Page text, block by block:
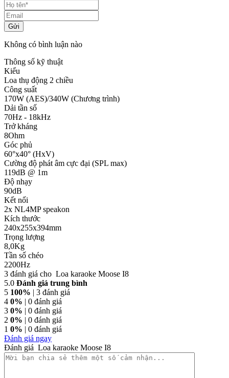
Gửi
Không có bình luận nào
Thông số kỹ thuật
Kiểu
Loa thụ động 2 chiều
Công suất
170W (AES)/340W (Chương trình)
Dải tần số
70Hz - 18kHz
Trở kháng
8Ohm
Góc phủ
60°x40° (HxV)
Cường độ phát âm cực đại (SPL max)
119dB @ 1m
Độ nhạy
90dB
Kết nối
2x NL4MP speakon
Kích thước
240x255x394mm
Trọng lượng
8,0Kg
Tần số chéo
2200Hz
3 đánh giá cho Loa karaoke Moose I8
5.0 Đánh giá trung bình
5 100% | 3 đánh giá
4 0% | 0 đánh giá
3 0% | 0 đánh giá
2 0% | 0 đánh giá
1 0% | 0 đánh giá
Đánh giá ngay
Đánh giá Loa karaoke Moose I8